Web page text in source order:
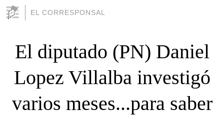
EL CORRESPONSAL
El diputado (PN) Daniel
Lopez Villalba investigó
varios meses...para saber